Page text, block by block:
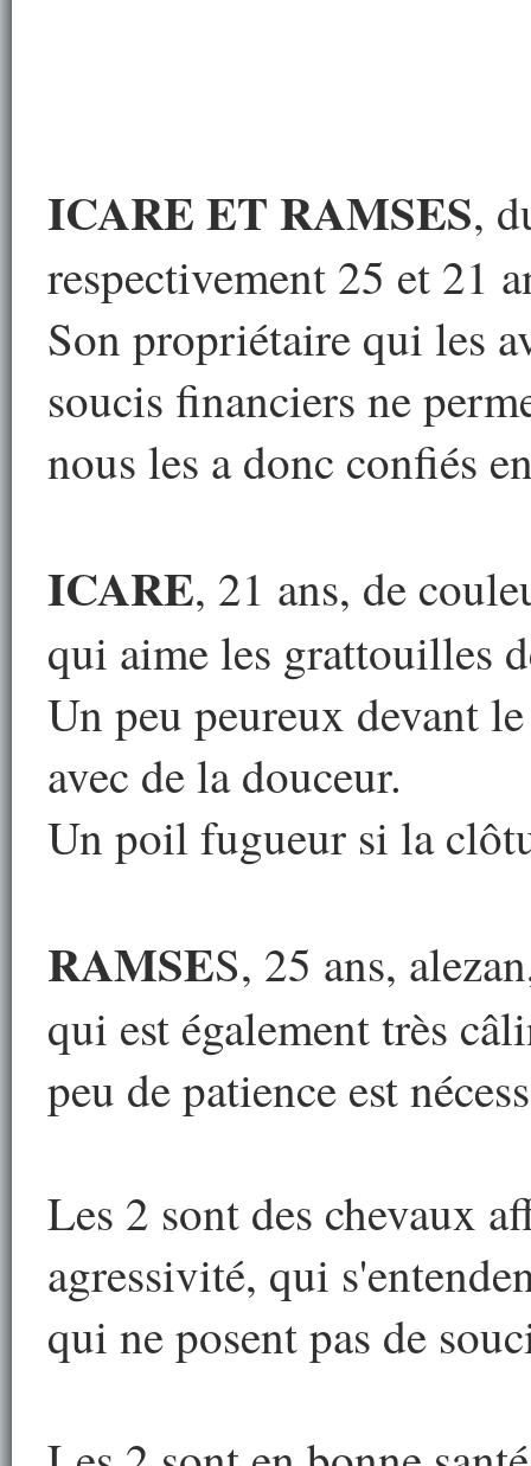
ICARE ET RAMSES,
respectivement 25 et 21
Son propriétaire qui les
soucis financiers ne
nous les a donc confiés
ICARE, 21 ans, de
qui aime les grattouilles
Un peu peureux devant
avec de la douceur.
Un poil fugueur si la
RAMSES, 25 ans,
qui est également très
peu de patience est
Les 2 sont des chevaux
agressivité, qui
qui ne posent pas de